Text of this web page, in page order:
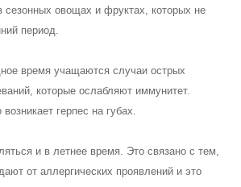
сезонных овощах и фруктах, которых не
период.
время учащаются случаи острых
которые ослабляют иммунитет.
герпес на губах.
и в летнее время. Это связано с тем,
от аллергических проявлений и это